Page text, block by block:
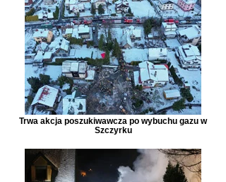
Trwa akcja poszukiwawcza po wybuchu gazu w
Szczyrku